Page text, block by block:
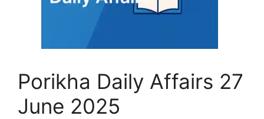
Porikha Daily Affairs 27
June 2025